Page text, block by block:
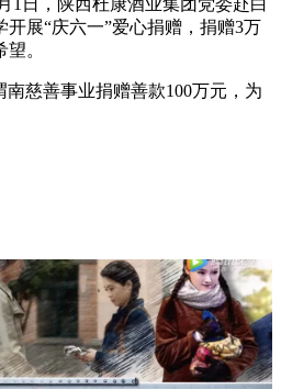
日，陕西杜康酒业集团党委赴白
展“庆六一”爱心捐赠，捐赠3万
。
慈善事业捐赠善款100万元，为